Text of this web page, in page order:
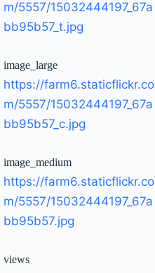
m/5557/15032444197_67a
bb95b57_t.jpg
image_large
https://farm6.staticflickr.co
m/5557/15032444197_67a
bb95b57_c.jpg
image_medium
https://farm6.staticflickr.co
m/5557/15032444197_67a
bb95b57.jpg
views